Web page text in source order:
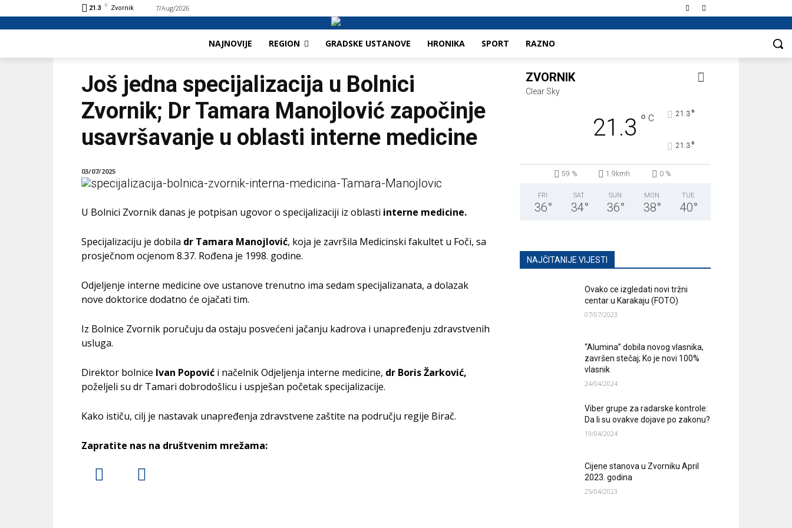
21.3 C Zvornik 7/Aug/2026
NAJNOVIJE REGION GRADSKE USTANOVE HRONIKA SPORT RAZNO
Još jedna specijalizacija u Bolnici
Zvornik; Dr Tamara Manojlović započinje
usavršavanje u oblasti interne medicine
03/07/2025
U Bolnici Zvornik danas je potpisan ugovor o specijalizaciji iz oblasti interne medicine.
Specijalizaciju je dobila dr Tamara Manojlović, koja je završila Medicinski fakultet u Foči, sa
prosječnom ocjenom 8.37. Rođena je 1998. godine.
Odjeljenje interne medicine ove ustanove trenutno ima sedam specijalizanata, a dolazak
nove doktorice dodatno će ojačati tim.
Iz Bolnice Zvornik poručuju da ostaju posvećeni jačanju kadrova i unapređenju zdravstvenih
usluga.
Direktor bolnice Ivan Popović i načelnik Odjeljenja interne medicine, dr Boris Žarković,
poželjeli su dr Tamari dobrodošlicu i uspješan početak specijalizacije.
Kako ističu, cilj je nastavak unapređenja zdravstvene zaštite na području regije Birač.
Zapratite nas na društvenim mrežama:
ZVORNIK
Clear Sky
21.3 ° C 21.3 °
21.3 °
59 % 1.9kmh 0 %
FRI
36°
SAT
34°
SUN
36°
MON
38°
TUE
40°
NAJČITANIJE VIJESTI
Ovako ce izgledati novi tržni
centar u Karakaju (FOTO)
07/07/2023
“Alumina” dobila novog vlasnika,
završen stečaj; Ko je novi 100%
vlasnik
24/04/2024
Viber grupe za radarske kontrole:
Da li su ovakve dojave po zakonu?
19/04/2024
Cijene stanova u Zvorniku April
2023. godina
25/04/2023